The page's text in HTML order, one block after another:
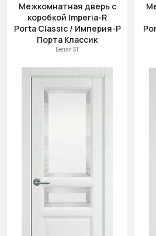
Межкомнатная дверь с
коробкой Imperia-R
Porta Classic / Империя-Р
Порта Классик
Белая ST